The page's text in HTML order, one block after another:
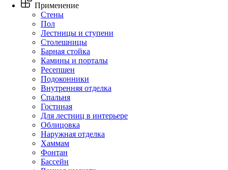
Применение
Стены
Пол
Лестницы и ступени
Столешницы
Барная стойка
Камины и порталы
Ресепшен
Подоконники
Внутренняя отделка
Спальня
Гостиная
Для лестниц в интерьере
Облицовка
Наружная отделка
Хаммам
Фонтан
Бассейн